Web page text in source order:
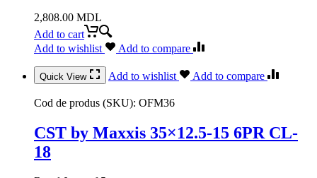
2,808.00 MDL
Add to cart
Add to wishlist
Add to compare
Quick View Add to wishlist Add to compare
Cod de produs (SKU): OFM36
CST by Maxxis 35×12.5-15 6PR CL-
18